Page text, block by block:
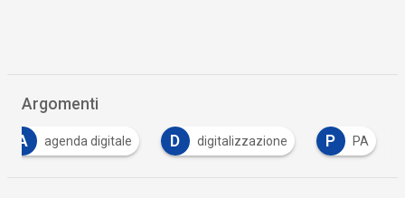
Argomenti
A agenda digitale D digitalizzazione P PA